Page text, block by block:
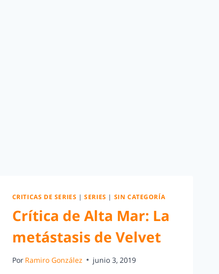
CRITICAS DE SERIES |SERIES | SIN CATEGORÍA
Crítica de Alta Mar: La
metástasis de Velvet
Por Ramiro González junio 3, 2019